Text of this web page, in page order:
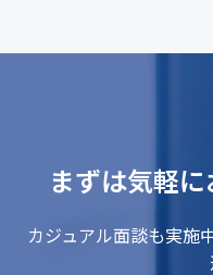
まずは気軽
カジュアル面談も実施